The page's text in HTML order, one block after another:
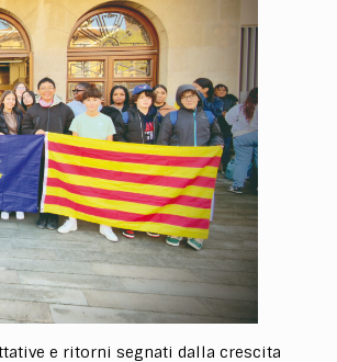
e ritorni segnati dalla crescita